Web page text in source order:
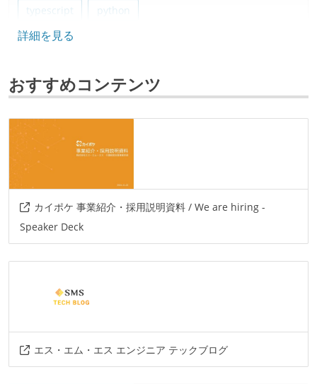
typescript
python
フレームワーク
データベース
fluentd
プロジェクト管理
github
情報共有ツール
slack
その他
ansible
newrelic
その他、現場で使われている技術
詳細を見る
おすすめコンテンツ
カイポケ 事業紹介・採用説明資料 / We are hiring -
Speaker Deck
エス・エム・エス エンジニア テックブログ